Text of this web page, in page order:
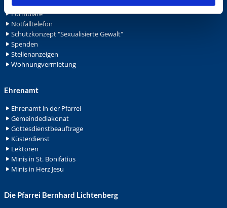
Archiv
Formulare
Notfalltelefon
Schutzkonzept "Sexualisierte Gewalt"
Spenden
Stellenanzeigen
Wohnungvermietung
Ehrenamt
Ehrenamt in der Pfarrei
Gemeindediakonat
Gottesdienstbeauftrage
Küsterdienst
Lektoren
Minis in St. Bonifatius
Minis in Herz Jesu
Die Pfarrei Bernhard Lichtenberg